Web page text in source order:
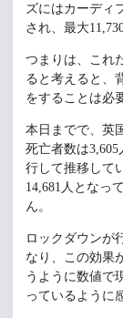
ズにはカーディ
され、最大
つまりは、これ
ると考えると、
をすることは必
本日までで、英
死亡者数は
行して推移して
14,681人となっ
ん。
ロックダウンが
なり、この効果
うように数値で
っているように